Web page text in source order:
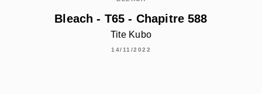
Bleach - T65 - Chapitre 588
Tite Kubo
14/11/2022